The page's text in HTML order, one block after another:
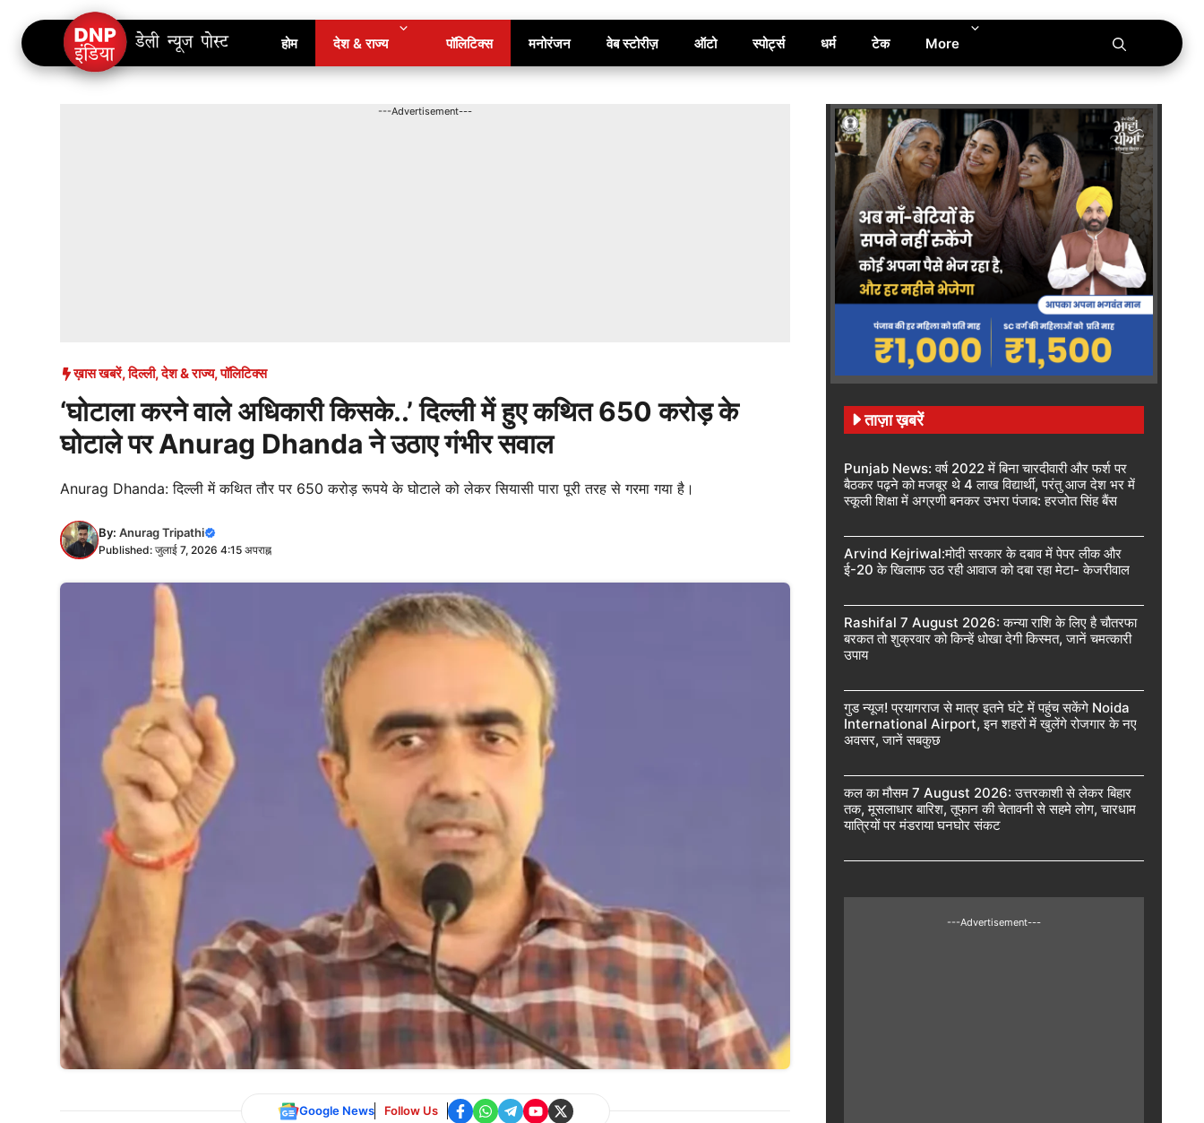
Skip
content
होम देश & राज्य पॉलिटिक्स मनोरंजन वेब स्टोरीज़ ऑटो स्पोर्ट्स धर्म टेक More
---Advertisement---
ख़ास खबरें,दिल्ली,देश & राज्य,पॉलिटिक्स
‘घोटाला करने वाले अधिकारी किसके..’ दिल्ली में हुए कथित 650 करोड़ के
घोटाले पर Anurag Dhanda ने उठाए गंभीर सवाल
Anurag Dhanda: दिल्ली में कथित तौर पर 650 करोड़ रूपये के घोटाले को लेकर सियासी पारा पूरी तरह से गरमा गया है।
By: Anurag Tripathi
Published: जुलाई 7, 2026 4:15 अपराह्न
Google News Follow Us
ताज़ा ख़बरें
Punjab News: वर्ष 2022 में बिना चारदीवारी और फर्श पर
बैठकर पढ़ने को मजबूर थे 4 लाख विद्यार्थी, परंतु आज देश भर में
स्कूली शिक्षा में अग्रणी बनकर उभरा पंजाब: हरजोत सिंह बैंस
Arvind Kejriwal:मोदी सरकार के दबाव में पेपर लीक और
ई-20 के खिलाफ उठ रही आवाज को दबा रहा मेटा- केजरीवाल
Rashifal 7 August 2026: कन्या राशि के लिए है चौतरफा
बरकत तो शुक्रवार को किन्हें धोखा देगी किस्मत, जानें चमत्कारी
उपाय
गुड न्यूज! प्रयागराज से मात्र इतने घंटे में पहुंच सकेंगे Noida
International Airport, इन शहरों में खुलेंगे रोजगार के नए
अवसर, जानें सबकुछ
कल का मौसम 7 August 2026: उत्तरकाशी से लेकर बिहार
तक, मूसलाधार बारिश, तूफान की चेतावनी से सहमे लोग, चारधाम
यात्रियों पर मंडराया घनघोर संकट
---Advertisement---